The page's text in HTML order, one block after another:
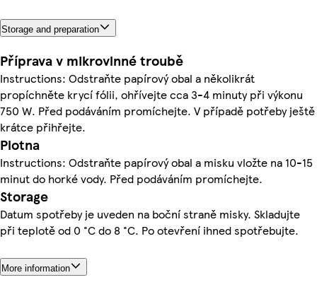
Storage and preparation
Příprava v mikrovlnné troubě
Instructions: Odstraňte papírový obal a několikrát
propíchněte krycí fólii, ohřívejte cca 3-4 minuty při výkonu
750 W. Před podáváním promíchejte. V případě potřeby ještě
krátce přihřejte.
Plotna
Instructions: Odstraňte papírový obal a misku vložte na 10-15
minut do horké vody. Před podáváním promíchejte.
Storage
Datum spotřeby je uveden na boční straně misky. Skladujte
při teplotě od 0 °C do 8 °C. Po otevření ihned spotřebujte.
More information